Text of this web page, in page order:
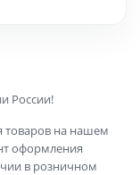
России!
товаров на нашем
оформления
в розничном